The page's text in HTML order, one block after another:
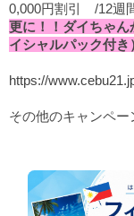
0,000円割引 /12週
更に！！ダイちゃ
イシャルパック付
https://
その他のキャンペー